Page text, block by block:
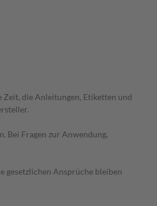
die Anleitungen, Etiketten und
Bei Fragen zur Anwendung,
gesetzlichen Ansprüche bleiben